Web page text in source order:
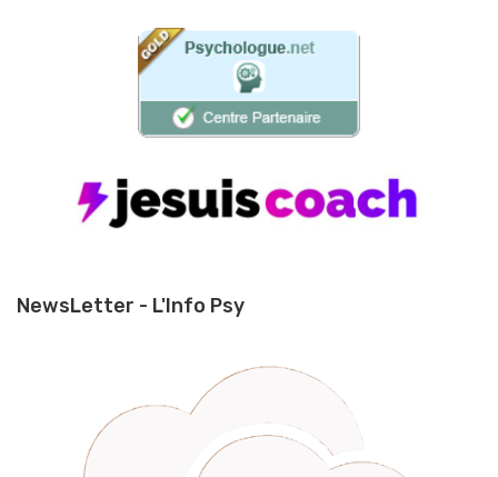
NewsLetter - L'Info Psy